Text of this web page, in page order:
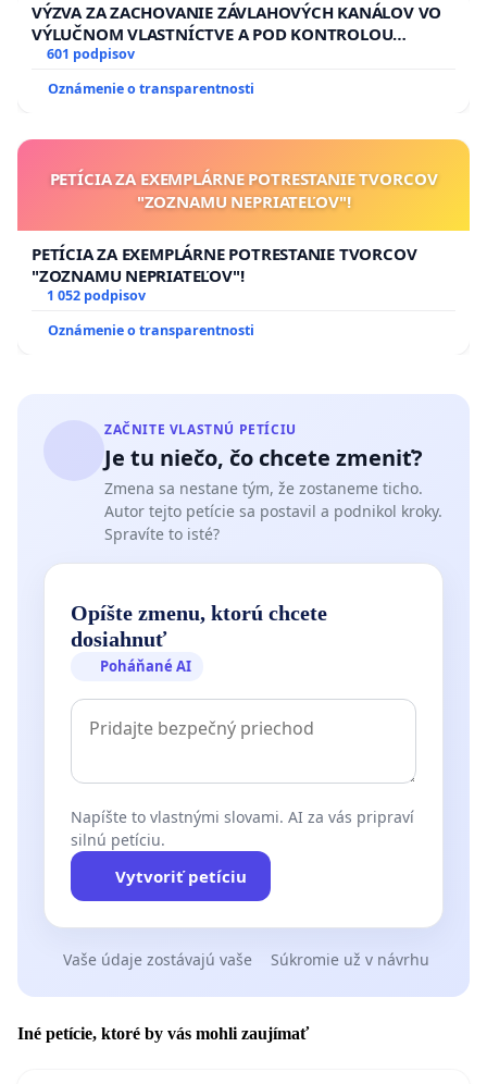
VÝZVA ZA ZACHOVANIE ZÁVLAHOVÝCH KANÁLOV VO
VÝLUČNOM VLASTNÍCTVE A POD KONTROLOU
SLOVENSKEJ REPUBLIKY & žiadosť na riešenie
zanedbaného stavu závlahových a odvodňovacích
kanálov na Slovensku
601 podpisov
Oznámenie o transparentnosti
PETÍCIA ZA EXEMPLÁRNE POTRESTANIE TVORCOV
"ZOZNAMU NEPRIATEĽOV"!
PETÍCIA ZA EXEMPLÁRNE POTRESTANIE TVORCOV
"ZOZNAMU NEPRIATEĽOV"!
1 052 podpisov
Oznámenie o transparentnosti
ZAČNITE VLASTNÚ PETÍCIU
Je tu niečo, čo chcete zmeniť?
Zmena sa nestane tým, že zostaneme ticho.
Autor tejto petície sa postavil a podnikol kroky.
Spravíte to isté?
Opíšte zmenu, ktorú chcete
dosiahnuť
Poháňané AI
Napíšte to vlastnými slovami. AI za vás pripraví
silnú petíciu.
Vytvoriť petíciu
Vaše údaje zostávajú vaše Súkromie už v návrhu
Iné petície, ktoré by vás mohli zaujímať